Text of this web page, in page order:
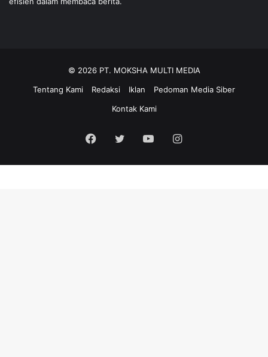
© 2026 PT. MOKSHA MULTI MEDIA
Tentang Kami
Redaksi Iklan
Pedoman Media Siber
Kontak Kami
Facebook
Twitter YouTubeInstagram